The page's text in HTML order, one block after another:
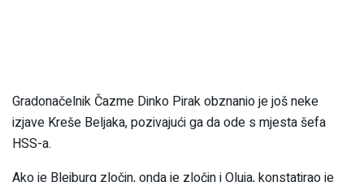
Gradonačelnik Čazme Dinko Pirak obznanio je još neke
izjave Kreše Beljaka, pozivajući ga da ode s mjesta šefa
HSS-a.
Ako je Bleiburg zločin, onda je zločin i Oluja, konstatirao je